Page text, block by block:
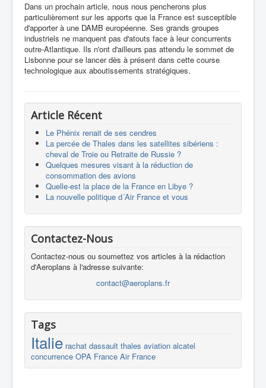
Dans un prochain article, nous nous pencherons plus
particulièrement sur les apports que la France est susceptible
d'apporter à une DAMB européenne. Ses grands groupes
industriels ne manquent pas d'atouts face à leur concurrents
outre-Atlantique. Ils n'ont d'ailleurs pas attendu le sommet de
Lisbonne pour se lancer dès à présent dans cette course
technologique aux aboutissements stratégiques.
Article Récent
Le Phénix renait de ses cendres
La percée de Thales dans les satellites sibériens :
cheval de Troie ou Retraite de Russie ?
Quelques mesures visant à la réduction de
consommation des avions
Quelle-est la place de la France en Libye ?
La nouvelle politique d´Air France et vous
Contactez-Nous
Contactez-nous ou soumettez vos articles à la rédaction
d'Aeroplans à l'adresse suivante:
contact@aeroplans.fr
Tags
Italie rachat dassault thales aviation alcatel
concurrence OPA France Air France